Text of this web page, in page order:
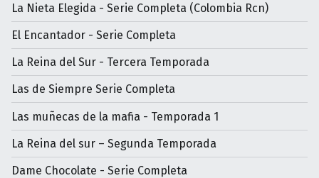
La Nieta Elegida - Serie Completa (Colombia Rcn)
El Encantador - Serie Completa
La Reina del Sur - Tercera Temporada
Las de Siempre Serie Completa
Las muñecas de la mafia - Temporada 1
La Reina del sur – Segunda Temporada
Dame Chocolate - Serie Completa